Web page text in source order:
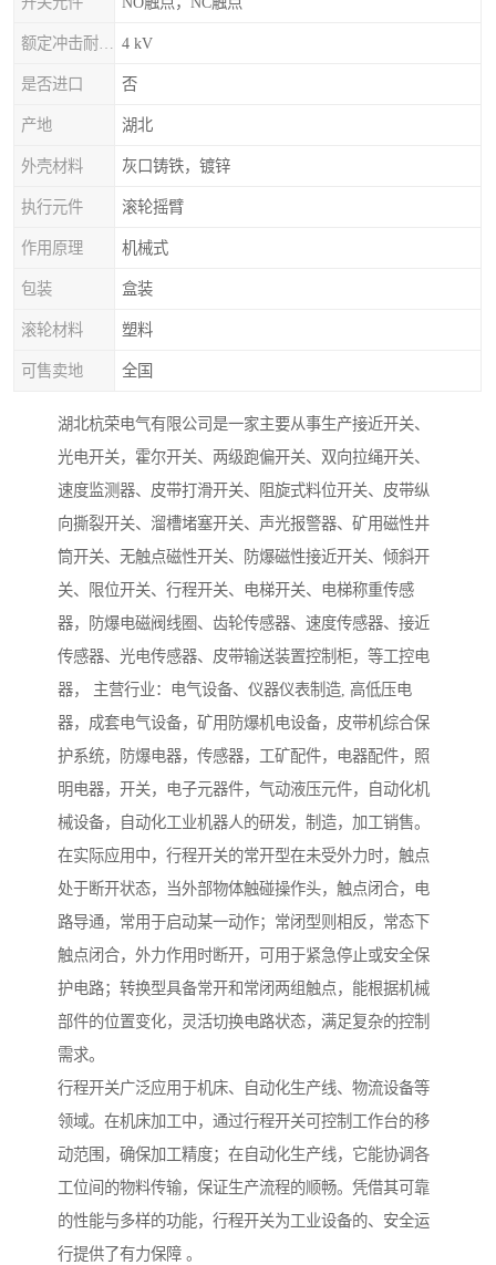
4 kV
是否进口 否
产地 湖北
外壳材料 灰口铸铁，镀锌
执行元件 滚轮摇臂
作用原理 机械式
包装 盒装
滚轮材料 塑料
可售卖地 全国
湖北杭荣电气有限公司是一家主要从事生产接近开关、
光电开关，霍尔开关、两级跑偏开关、双向拉绳开关、
速度监测器、皮带打滑开关、阻旋式料位开关、皮带纵
向撕裂开关、溜槽堵塞开关、声光报警器、矿用磁性井
筒开关、无触点磁性开关、防爆磁性接近开关、倾斜开
关、限位开关、行程开关、电梯开关、电梯称重传感
器，防爆电磁阀线圈、齿轮传感器、速度传感器、接近
传感器、光电传感器、皮带输送装置控制柜，等工控电
器， 主营行业：电气设备、仪器仪表制造, 高低压电
器，成套电气设备，矿用防爆机电设备，皮带机综合保
护系统，防爆电器，传感器，工矿配件，电器配件，照
明电器，开关，电子元器件，气动液压元件，自动化机
械设备，自动化工业机器人的研发，制造，加工销售。
在实际应用中，行程开关的常开型在未受外力时，触点
处于断开状态，当外部物体触碰操作头，触点闭合，电
路导通，常用于启动某一动作；常闭型则相反，常态下
触点闭合，外力作用时断开，可用于紧急停止或安全保
护电路；转换型具备常开和常闭两组触点，能根据机械
部件的位置变化，灵活切换电路状态，满足复杂的控制
需求。
行程开关广泛应用于机床、自动化生产线、物流设备等
领域。在机床加工中，通过行程开关可控制工作台的移
动范围，确保加工精度；在自动化生产线，它能协调各
工位间的物料传输，保证生产流程的顺畅。凭借其可靠
的性能与多样的功能，行程开关为工业设备的、安全运
行提供了有力保障 。